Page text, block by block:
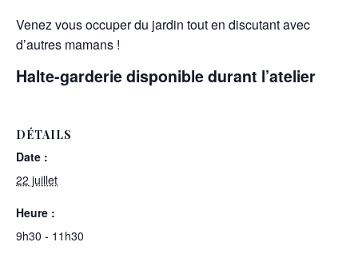
Venez vous occuper du jardin tout en discutant avec
d’autres mamans !
Halte-garderie disponible durant l’atelier
DÉTAILS
Date :
22 juillet
Heure :
9h30 - 11h30